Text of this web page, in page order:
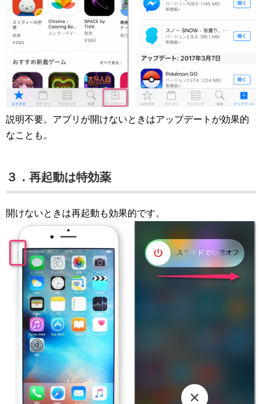
説明不要。アプリが開けないときはアップデートが効果的
なことも。
３．再起動は特効薬
開けないときは再起動も効果的です。